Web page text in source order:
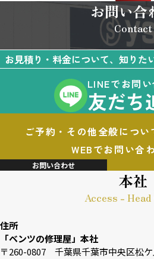
お問い合
Contact
お見積り・料金について、知りた
LINEでお問
友だち
ご予約・その他全般につい
WEBでお問い合
お問い合わせ
本社
Access -
住所
「ベンツの修理屋」本社
〒260-0807 千葉県千葉市中央区松